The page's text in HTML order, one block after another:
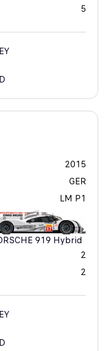
5
2015
GER
LM P1
919 Hybrid
2
2